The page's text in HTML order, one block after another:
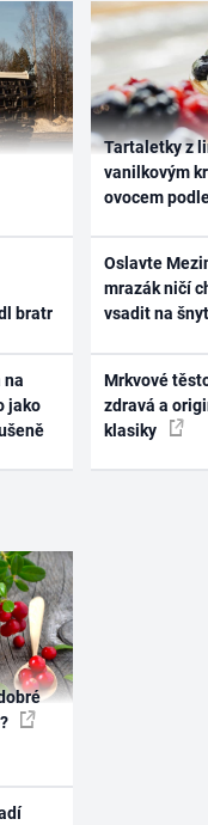
bratr
na
jako
Tartaletky z
vanilkovým
ovocem
Oslavte
mrazák ničí
vsadit na
Mrkvové
zdravá a
klasiky